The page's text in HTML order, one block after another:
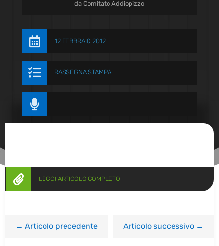
daComitato Addiopizzo
 12 FEBBRAIO 2012
 RASSEGNA STAMPA

 LEGGI ARTICOLO COMPLETO
←Articolo precedente Articolo successivo→